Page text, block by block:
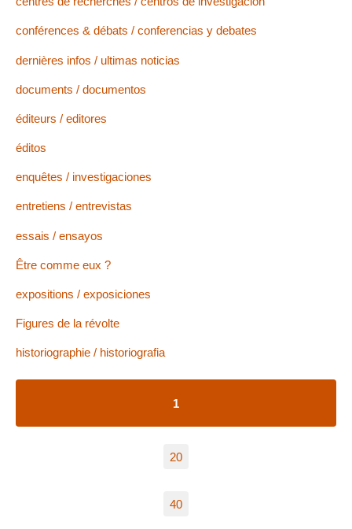
conférences & débats / conferencias y debates
dernières infos / ultimas noticias
documents / documentos
éditeurs / editores
éditos
enquêtes / investigaciones
entretiens / entrevistas
essais / ensayos
Être comme eux ?
expositions / exposiciones
Figures de la révolte
historiographie / historiografia
1
20
40